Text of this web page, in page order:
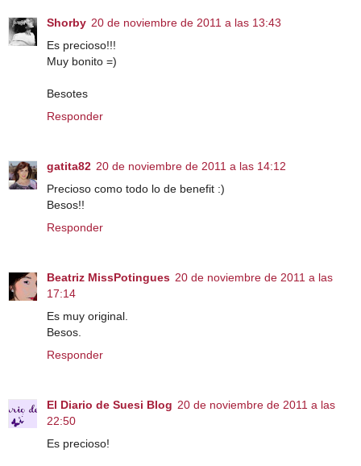
Shorby 20 de noviembre de 2011 a las 13:43
Es precioso!!!
Muy bonito =)
Besotes
Responder
gatita82 20 de noviembre de 2011 a las 14:12
Precioso como todo lo de benefit :)
Besos!!
Responder
Beatriz MissPotingues 20 de noviembre de 2011 a las
17:14
Es muy original.
Besos.
Responder
El Diario de Suesi Blog 20 de noviembre de 2011 a las
22:50
Es precioso!